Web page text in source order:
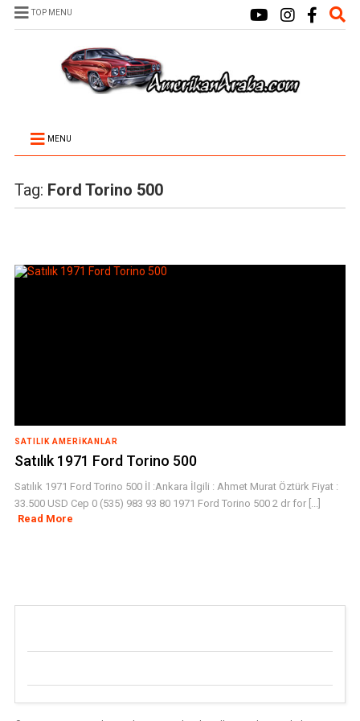
TOP MENU
MENU
Tag: Ford Torino 500
SATILIK AMERIKANLAR
Satılık 1971 Ford Torino 500
Satılık 1971 Ford Torino 500 İl :Ankara İlgili : Ahmet Murat Öztürk Fiyat :
33.500 USD Cep 0 (535) 983 93 80 1971 Ford Torino 500 2 dr for [...]
Read More